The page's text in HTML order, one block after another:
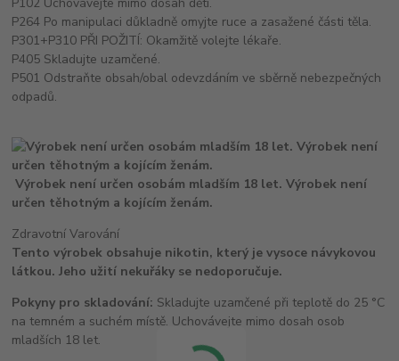
P264 Po manipulaci důkladně omyjte ruce a zasažené části těla.
P301+P310 PŘI POŽITÍ: Okamžitě volejte lékaře.
P405 Skladujte uzamčené.
P501 Odstraňte obsah/obal odevzdáním ve sběrně nebezpečných
odpadů.
Výrobek není určen osobám mladším 18 let. Výrobek není
určen těhotným a kojícím ženám.
Zdravotní Varování
Tento výrobek obsahuje nikotin, který je vysoce návykovou
látkou. Jeho užití nekuřáky se nedoporučuje.
Pokyny pro skladování: Skladujte uzamčené při teplotě do 25 °C
na temném a suchém místě. Uchovávejte mimo dosah osob
mladších 18 let.